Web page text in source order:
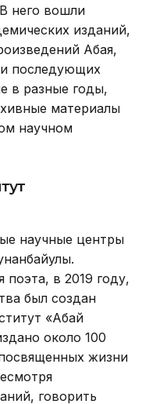
него вошли
изданий,
Абая,
и последующих
в разные годы,
материалы
научном
научные центры
поэта, в 2019 году,
был создан
«Абай
около 100
жизни
говорить